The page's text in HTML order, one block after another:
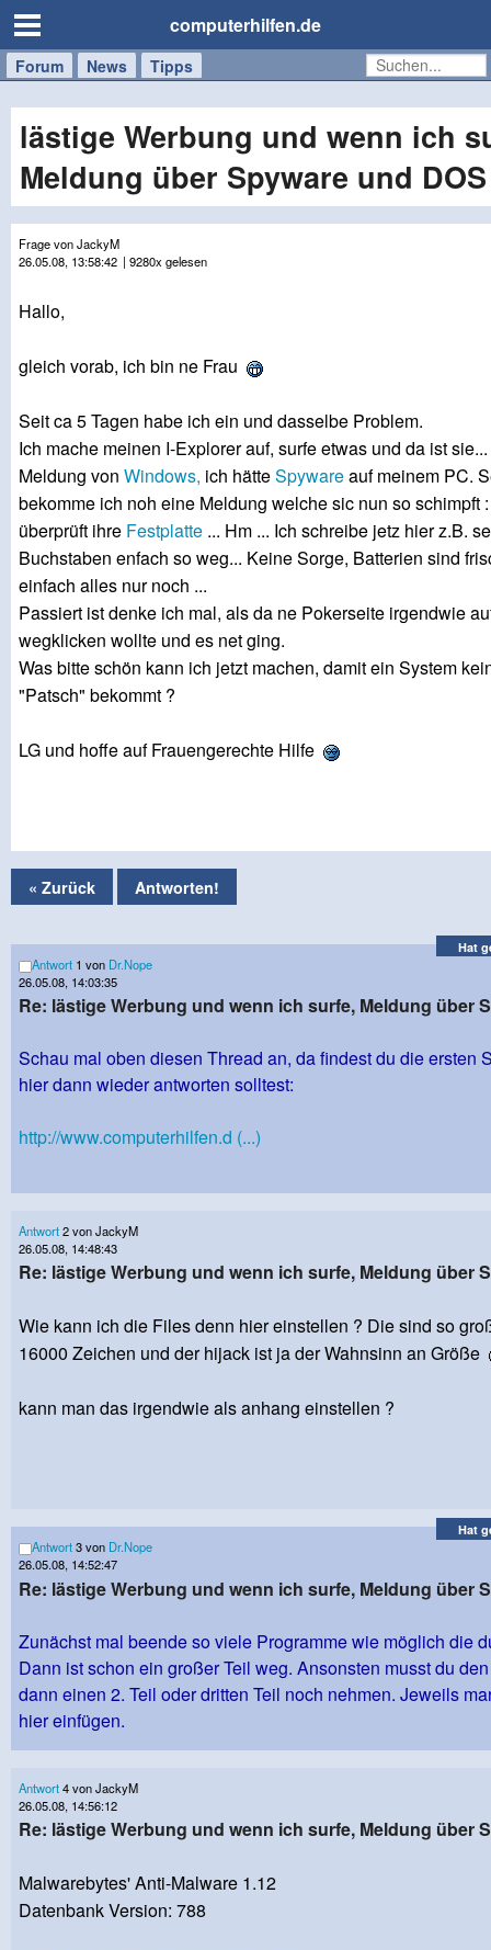
computerhilfen.de
Forum News Tipps
Handy
Tablet
Windows
Mac
lästige Werbung und wenn ich
Meldung über Spyware und DOS
Frage von JackyM
26.05.08, 13:58:42 | 9280x gelesen
Hallo,
gleich vorab, ich bin ne Frau
Seit ca 5 Tagen habe ich ein und dasselbe Problem.
Ich mache meinen I-Explorer auf, surfe etwas und da ist
Meldung von Windows, ich hätteSpywareauf meinem PC.
bekomme ich noh eine Meldung welche sic nun so schimpft
überprüft ihre Festplatte ... Hm ... Ich schreibe jetz hier z.B.
Buchstaben enfach so weg... Keine Sorge, Batterien sind
einfach alles nur noch ...
Passiert ist denke ich mal, als da ne Pokerseite irgendwie
wegklicken wollte und es net ging.
Was bitte schön kann ich jetzt machen, damit ein System
"Patsch" bekommt ?
LG und hoffe auf Frauengerechte Hilfe
« Zurück Antworten!
Hat
Antwort 1 von Dr.Nope
26.05.08, 14:03:35
Re: lästige Werbung und wenn ich surfe, Meldung über
Schau mal oben diesen Thread an, da findest du die ersten
hier dann wieder antworten solltest:
http://www.computerhilfen.d (...)
Antwort2 von JackyM
26.05.08, 14:48:43
Re: lästige Werbung und wenn ich surfe, Meldung über
Wie kann ich die Files denn hier einstellen ? Die sind so
16000 Zeichen und der hijack ist ja der Wahnsinn an Größe
kann man das irgendwie als anhang einstellen ?
Hat
Antwort3 von Dr.Nope
26.05.08, 14:52:47
Re: lästige Werbung und wenn ich surfe, Meldung über
Zunächst mal beende so viele Programme wie möglich die
Dann ist schon ein großer Teil weg. Ansonsten musst du
dann einen 2. Teil oder dritten Teil noch nehmen. Jeweils
hier einfügen.
Antwort4 von JackyM
26.05.08, 14:56:12
Re: lästige Werbung und wenn ich surfe, Meldung über
Malwarebytes' Anti-Malware 1.12
Datenbank Version: 788